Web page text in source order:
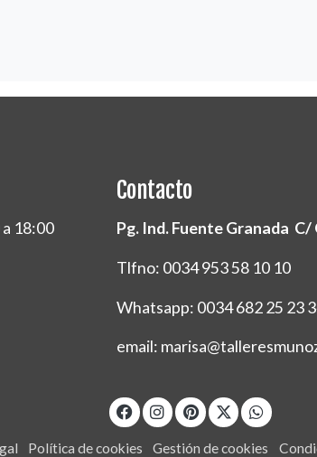
18:00
Contacto
Pg. Ind. Fuente Granada
Tlfno: 0034 953 58 10 10
Whatsapp: 0034 682 25 23
email:
Política de cookies Gestión de cookies